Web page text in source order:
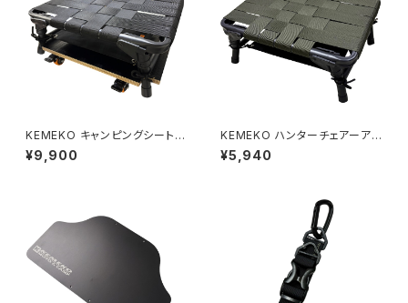
KEMEKO キャンピングシートA
GURA メカニックドーリーセット
低作業椅子
¥9,900
KEMEKO ハンターチェアーア
グラ スタンダードタイプ キャン
ピングシートAGURA
¥5,940